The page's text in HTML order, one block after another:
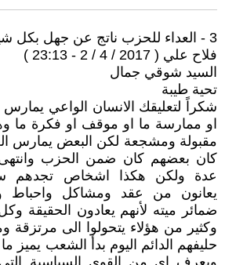
3 - العداء للحزب ناتج عن جهل بكل شيئ
فلاح علي ( 2017 / 4 / 2 - 23:13 )
السيد شوقي جمال
تحية طيبة
شكراً لتعليقك الانسان الواعي
او ممارسة ما او موقف او فكرة ما
مقبولة ومشجعة لكن البعض يمارس
كان بعضهم كان ضمن الحزب
عدة ولكن هكذا اشخاص تجدهم
يعانون من عقد ومشاكل
ضمائر ميته لأنهم يعادون الحقيقة
وكثير من هؤلاء يتحولوا الى مرتزقة
حليفهم الدائم اليوم بدأ الشعب يميز